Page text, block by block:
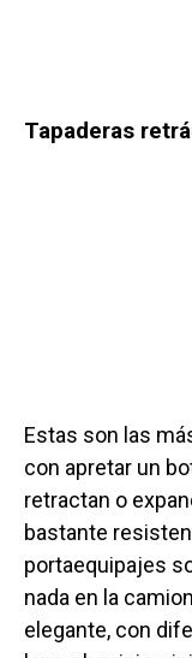
Tapaderas
Estas son las
con apretar un
retractan o
bastante
portaequipajes
nada en la
elegante, con